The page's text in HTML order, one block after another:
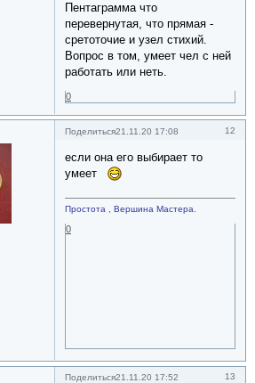
Пентаграмма что
перевернутая, что прямая -
сретоточие и узел стихий.
Вопрос в том, умеет чел с ней
работать или неть.
0
Поделиться 12
21.11.20 17:08
если она его выбирает то
умеет
Простота , Вершина Мастера.
0
Поделиться 13
21.11.20 17:52